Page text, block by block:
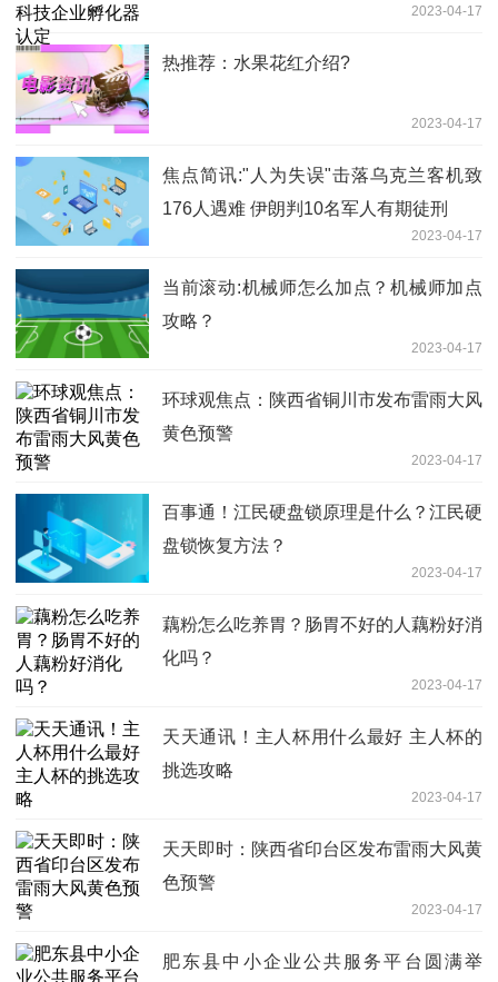
2023-04-17
热推荐：水果花红介绍?
2023-04-17
焦点简讯:"人为失误"击落乌克兰客机致
176人遇难 伊朗判10名军人有期徒刑
2023-04-17
当前滚动:机械师怎么加点？机械师加点
攻略？
2023-04-17
环球观焦点：陕西省铜川市发布雷雨大风
黄色预警
2023-04-17
百事通！江民硬盘锁原理是什么？江民硬
盘锁恢复方法？
2023-04-17
藕粉怎么吃养胃？肠胃不好的人藕粉好消
化吗？
2023-04-17
天天通讯！主人杯用什么最好 主人杯的
挑选攻略
2023-04-17
天天即时：陕西省印台区发布雷雨大风黄
色预警
2023-04-17
肥东县中小企业公共服务平台圆满举